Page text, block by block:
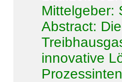
Mittelgeber:
Abstract:
innovative